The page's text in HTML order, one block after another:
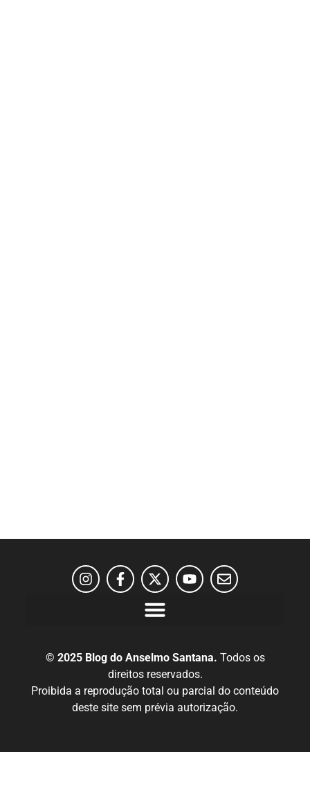
© 2025 Blog do Anselmo Santana. Todos os
direitos reservados.
Proibida a reprodução total ou parcial do conteúdo
deste site sem prévia autorização.